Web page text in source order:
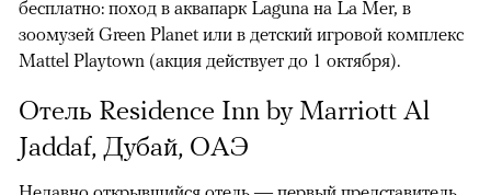
бесплатно: поход в аквапарк Laguna на La Mer, в
зоомузей Green Planet или в детский игровой комплекс
Mattel Playtown (акция действует до 1 октября).
Отель Residence Inn by Marriott Al
Jaddaf, Дубай, ОАЭ